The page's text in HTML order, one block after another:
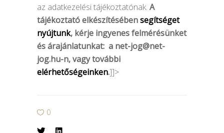
az adatkezelési tájékoztatónak. A
tájékoztató elkészítésébensegítséget
nyújtunk, kérje ingyenes felmérésünket
és árajánlatunkat: a net-jog@net-
jog.hu-n, vagy további
elérhetőségeinken.]]>
0